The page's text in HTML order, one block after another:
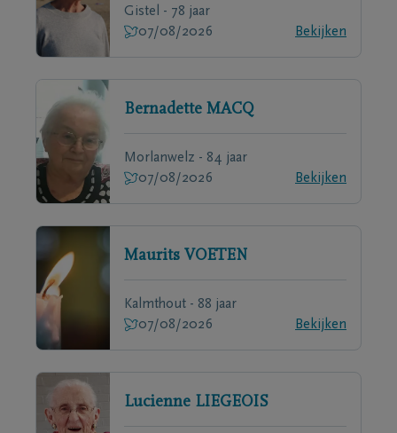
Gistel - 78 jaar
07/08/2026
Bekijken
Bernadette MACQ
Morlanwelz - 84 jaar
07/08/2026
Bekijken
Maurits VOETEN
Kalmthout - 88 jaar
07/08/2026
Bekijken
Lucienne LIEGEOIS